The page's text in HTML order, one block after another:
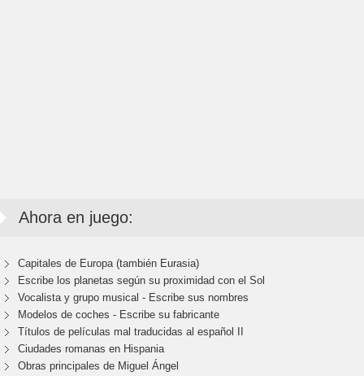
Ahora en juego:
Capitales de Europa (también Eurasia)
Escribe los planetas según su proximidad con el Sol
Vocalista y grupo musical - Escribe sus nombres
Modelos de coches - Escribe su fabricante
Títulos de películas mal traducidas al español II
Ciudades romanas en Hispania
Obras principales de Miguel Ángel